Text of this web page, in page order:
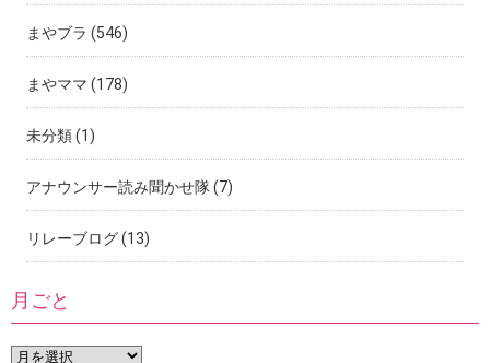
まやブラ (546)
まやママ (178)
未分類(1)
アナウンサー読み聞かせ隊(7)
リレーブログ(13)
月ごと